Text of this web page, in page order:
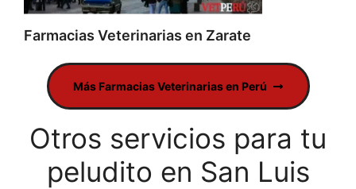
Farmacias Veterinarias en Zarate
Más Farmacias Veterinarias en Perú
Otros servicios para tu
peludito en San Luis